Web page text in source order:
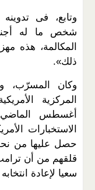
وتابع، فى
شخص ما له
المكالمة، هذه
ذلك».
وكان المسرّب،
أغسطس
الاستخبارات
حصل عليها من
قلقهم من أن
سعيا لإعادة انتخابه